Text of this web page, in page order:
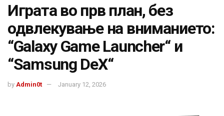
Играта во прв план, без
одвлекување на вниманието:
“Galaxy Game Launcher“ и
“Samsung DeX“
by Admin0t January 12, 2026